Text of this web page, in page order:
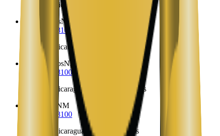
Envíos a Nicaragua desde Lordsburg
Los AlamosNM
(323) 953-8100
Envíos a Nicaragua desde Los Alamos
Los CerrillosNM
(323) 953-8100
Envíos a Nicaragua desde Los Cerrillos
NM
(323) 953-8100
Envíos a Nicaragua desde Los Lunas